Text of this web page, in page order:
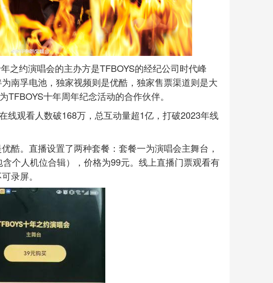
之约演唱会的主办方是TFBOYS的经纪公司时代峰
南孚电池，独家视频则是优酷，独家售票渠道则是大
十年周年纪念活动的合作伙伴。
线观看人数破168万，总互动量超1亿，打破2023年线
酷。直播设置了两种套餐：套餐一为演唱会主舞台，
个人机位合辑），价格为99元。线上直播门票观看有
录屏。